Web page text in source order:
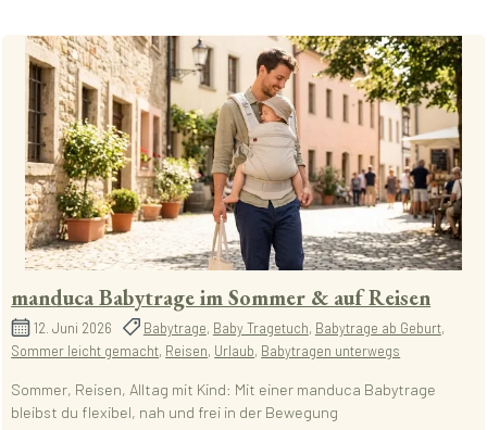
manduca Babytrage im Sommer & auf Reisen
12. Juni 2026 Babytrage, Baby Tragetuch, Babytrage ab Geburt,
Sommer leicht gemacht, Reisen, Urlaub, Babytragen unterwegs
Sommer, Reisen, Alltag mit Kind: Mit einer manduca Babytrage
bleibst du flexibel, nah und frei in der Bewegung